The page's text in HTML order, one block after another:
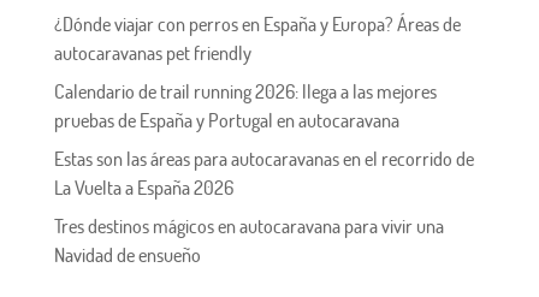
¿Dónde viajar con perros en España y Europa? Áreas de
autocaravanas pet friendly
Calendario de trail running 2026: llega a las mejores
pruebas de España y Portugal en autocaravana
Estas son las áreas para autocaravanas en el recorrido de
La Vuelta a España 2026
Tres destinos mágicos en autocaravana para vivir una
Navidad de ensueño